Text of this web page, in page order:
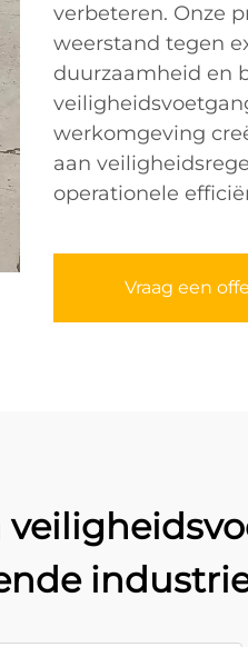
verbeteren. Onze
weerstand tegen
duurzaamheid en
werkomgeving
aan
operationele
Vraag een